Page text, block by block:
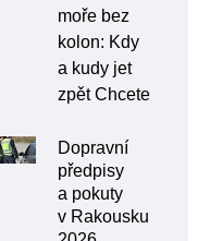
moře bez
kolon: Kdy
a kudy jet
zpět Chcete
Dopravní
předpisy
a pokuty
v Rakousku